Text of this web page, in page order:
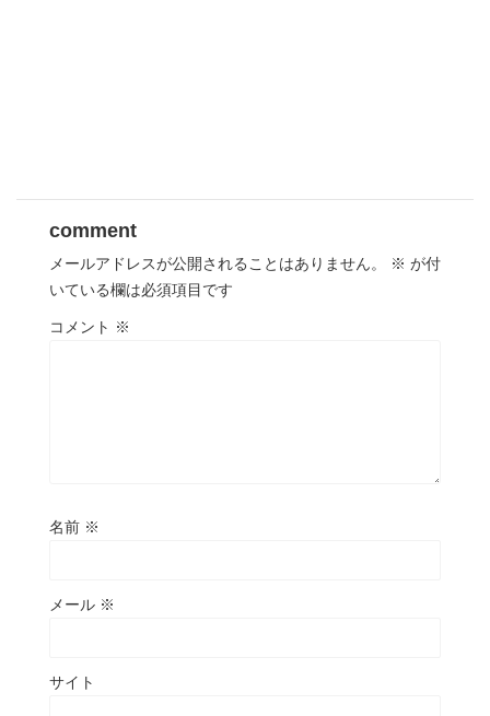
comment
メールアドレスが公開されることはありません。 ※ が付
いている欄は必須項目です
コメント ※
名前 ※
メール ※
サイト